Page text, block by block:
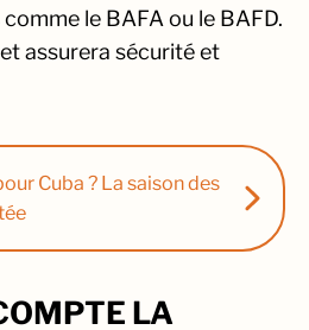
le BAFA ou le BAFD.
assurera sécurité et
Cuba ? La saison des
LA